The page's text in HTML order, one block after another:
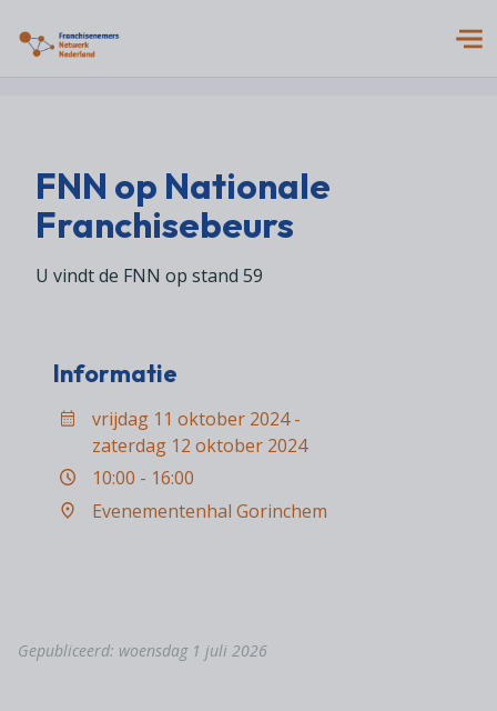
wet Franchise
Evaluatie van de wet
Actueel
Contact
FNN op Nationale
Franchisebeurs
U vindt de FNN op stand 59
Informatie
vrijdag 11 oktober 2024 -
zaterdag 12 oktober 2024
10:00 - 16:00
Evenementenhal Gorinchem
Gepubliceerd: woensdag 1 juli 2026